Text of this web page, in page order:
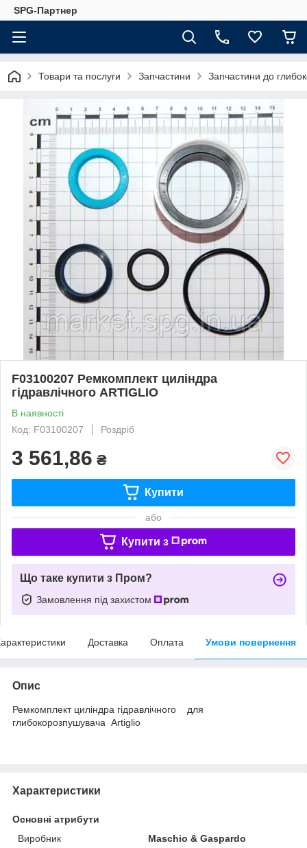
SPG-Партнер
Товари та послуги Запчастини Запчастини до
F03100207 Ремкомплект циліндра
гідравлічного ARTIGLIO
В наявності
Код: F03100207
Роздріб
3 561,86 ₴
Купити
або
Купити з
Що таке купити з Пром?
Замовлення під захистом
Доставка Оплата Умови повернення
Опис
Ремкомплект циліндра гідравлічного для
глибокорозпушувача Аrtiglio
Характеристики
Основні атрибути
Виробник
Maschio & Gaspardo